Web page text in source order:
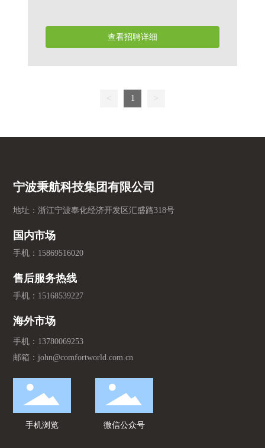
查看招聘详细
< 1 >
宁波秉航科技集团有限公司
地址：浙江宁波奉化经济开发区汇盛路318号
国内市场
手机： 15869516020
售后服务热线
手机： 15168539227
海外市场
手机： 13780069253
邮箱： john@comfortworld.com.cn
手机浏览 微信公众号